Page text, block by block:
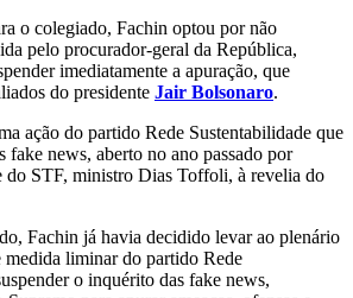
o colegiado, Fachin optou por não
pelo procurador-geral da República,
imediatamente a apuração, que
do presidente Jair Bolsonaro.
ação do partido Rede Sustentabilidade que
fake news, aberto no ano passado por
do STF, ministro Dias Toffoli, à revelia do
Fachin já havia decidido levar ao plenário
liminar do partido Rede
o inquérito das fake news,